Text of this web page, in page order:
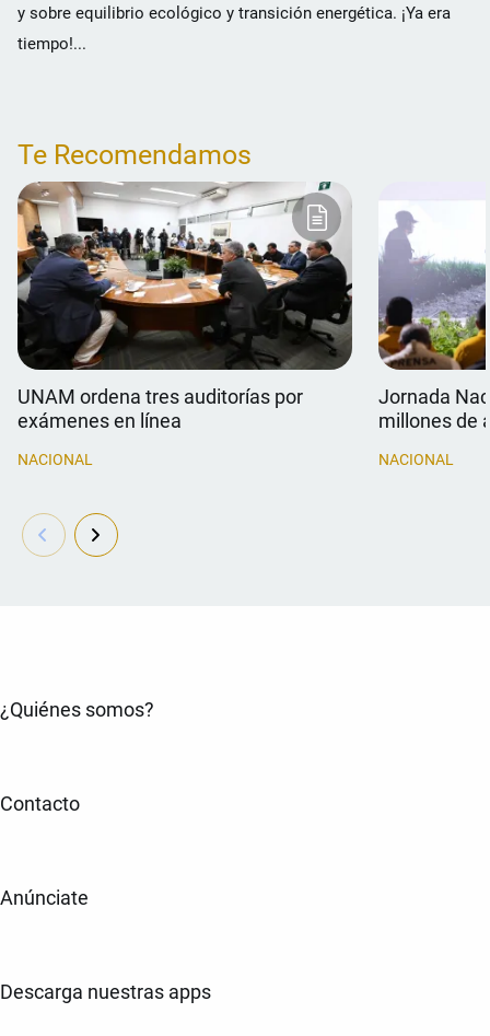
y sobre equilibrio ecológico y transición energética. ¡Ya era
tiempo!...
Te Recomendamos
UNAM ordena tres auditorías por
exámenes en línea
NACIONAL
Jornada
millones de
NACIONAL
¿Quiénes somos?
Contacto
Anúnciate
Descarga nuestras apps